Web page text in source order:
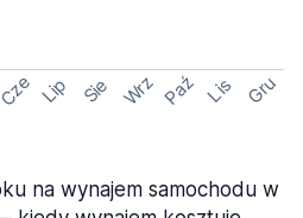
Cze Lip Sie Wrz Paź Lis Gru
na wynajem samochodu w